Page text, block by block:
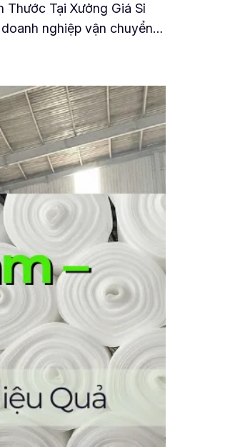
Thước Tại Xưởng Giá Sỉ
nghiệp vận chuyển…